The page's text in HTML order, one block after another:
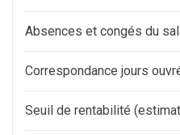
Absences et congés du
Correspondance jours
Seuil de rentabilité